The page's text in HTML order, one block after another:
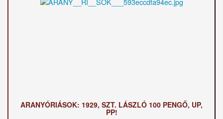
ARANYÓRIÁSOK: 1929, SZT. LÁSZLÓ 100 PENGŐ, UP,
PP!